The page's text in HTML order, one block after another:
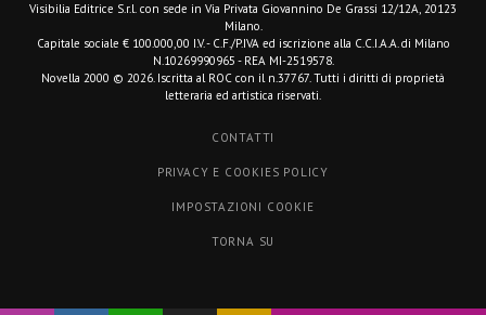
Visibilia Editrice S.r.l. con sede in Via Privata Giovannino De Grassi 12/12A, 20123
Milano.
Capitale sociale € 100.000,00 I.V. - C.F./P.IVA ed iscrizione alla C.C.I.A.A. di Milano
N.10269990965 - REA MI-2519578.
Novella 2000 © 2026. Iscritta al ROC con il n.37767. Tutti i diritti di proprietà
letteraria ed artistica riservati.
CONTATTI
PRIVACY E COOKIES POLICY
IMPOSTAZIONI COOKIE
TORNA SU